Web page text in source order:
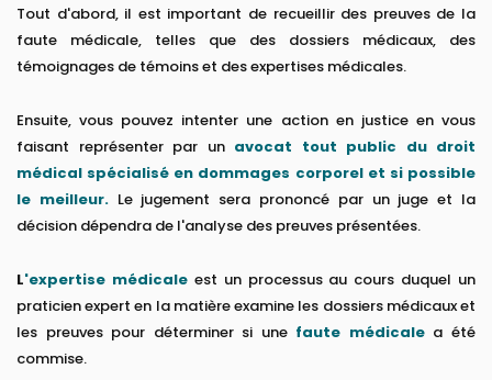
Tout d'abord, il est important de recueillir des preuves de la
faute médicale, telles que des dossiers médicaux, des
témoignages de témoins et des expertises médicales.
Ensuite, vous pouvez intenter une action en justice en vous
faisant représenter par un avocat tout public du droit
médical spécialisé en dommages corporel et si possible
le meilleur.Le jugement sera prononcé par un juge et la
décision dépendra de l'analyse des preuves présentées.
L'expertise médicaleest un processus au cours duquel un
praticien expert en la matière examine les dossiers médicaux et
les preuves pour déterminer si une faute médicalea été
commise.